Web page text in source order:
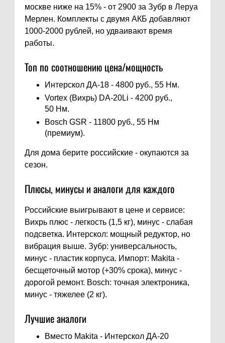
москве ниже на 15% - от 2900 за Зубр в Леруа
Мерлен. Комплекты с двумя АКБ добавляют
1000-2000 рублей, но удваивают время
работы.
Топ по соотношению цена/мощность
Интерскол ДА-18 - 4800 руб., 55 Нм.
Vortex (Вихрь) DA-20Li - 4200 руб.,
50 Нм.
Bosch GSR - 11800 руб., 55 Нм
(премиум).
Для дома берите российские - окупаются за
сезон.
Плюсы, минусы и аналоги для каждого
Российские выигрывают в цене и сервисе:
Вихрь плюс - легкость (1,5 кг), минус - слабая
подсветка. Интерскол: мощный редуктор, но
вибрация выше. Зубр: универсальность,
минус - пластик корпуса. Импорт: Makita -
бесщеточный мотор (+30% срока), минус -
дорогой ремонт. Bosch: точная электроника,
минус - тяжелее (2 кг).
Лучшие аналоги
Вместо Makita - Интерскол ДА-20